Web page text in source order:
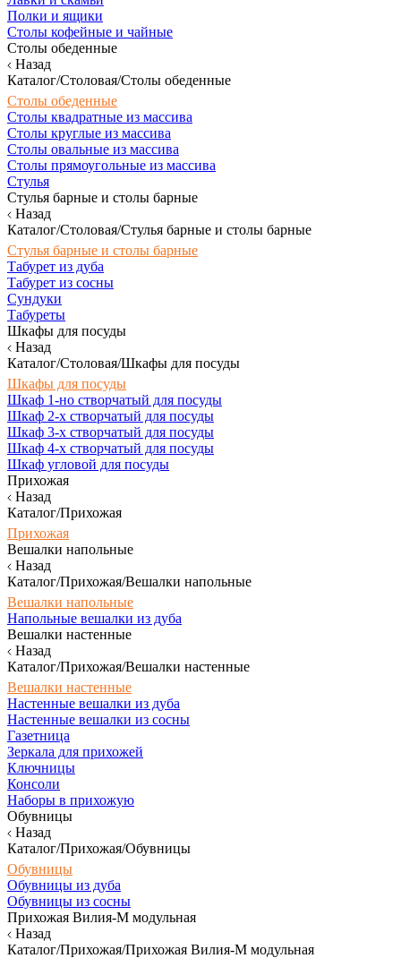
Полки и ящики
Столы кофейные и чайные
Столы обеденные
Назад
Каталог/Столовая/Столы обеденные
Столы обеденные
Столы квадратные из массива
Столы круглые из массива
Столы овальные из массива
Столы прямоугольные из массива
Стулья
Стулья барные и столы барные
Назад
Каталог/Столовая/Стулья барные и столы барные
Стулья барные и столы барные
Табурет из дуба
Табурет из сосны
Сундуки
Табуреты
Шкафы для посуды
Назад
Каталог/Столовая/Шкафы для посуды
Шкафы для посуды
Шкаф 1-но створчатый для посуды
Шкаф 2-х створчатый для посуды
Шкаф 3-х створчатый для посуды
Шкаф 4-х створчатый для посуды
Шкаф угловой для посуды
Прихожая
Назад
Каталог/Прихожая
Прихожая
Вешалки напольные
Назад
Каталог/Прихожая/Вешалки напольные
Вешалки напольные
Напольные вешалки из дуба
Вешалки настенные
Назад
Каталог/Прихожая/Вешалки настенные
Вешалки настенные
Настенные вешалки из дуба
Настенные вешалки из сосны
Газетница
Зеркала для прихожей
Ключницы
Консоли
Наборы в прихожую
Обувницы
Назад
Каталог/Прихожая/Обувницы
Обувницы
Обувницы из дуба
Обувницы из сосны
Прихожая Вилия-М модульная
Назад
Каталог/Прихожая/Прихожая Вилия-М модульная